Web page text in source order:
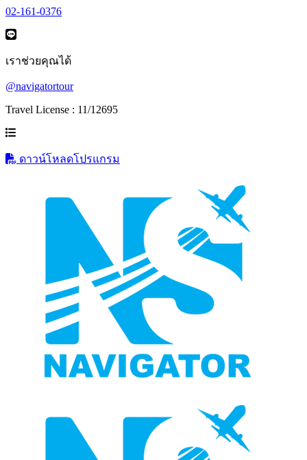
02-161-0376
เราช่วยคุณได้
@navigatortour
Travel License : 11/12695
ดาวน์โหลดโปรแกรม